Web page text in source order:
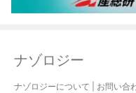
ナゾロジー
ナゾロジーについて お問い合